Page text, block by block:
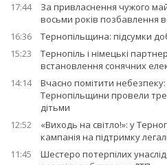
17:44
За привласнення чужого
восьми років позбавлення
16:36
Тернопільщина: підсумки
15:23
Тернопіль і німецькі
встановлення сонячних
14:14
Вчасно помітити
Тернопільщини провели
дітьми
12:52
«Виходь на світло!»: у
кампанія на підтримку
11:45
Шестеро потерпілих